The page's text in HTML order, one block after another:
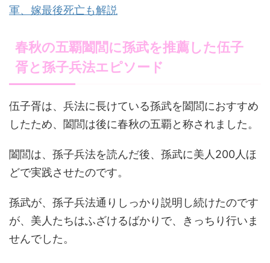
軍、嫁最後死亡も解説
春秋の五覇闔閭に孫武を推薦した伍子
胥と孫子兵法エピソード
伍子胥は、兵法に長けている孫武を闔閭におすすめ
したため、闔閭は後に春秋の五覇と称されました。
闔閭は、孫子兵法を読んだ後、孫武に美人200人ほ
どで実践させたのです。
孫武が、孫子兵法通りしっかり説明し続けたのです
が、美人たちはふざけるばかりで、きっちり行いま
せんでした。